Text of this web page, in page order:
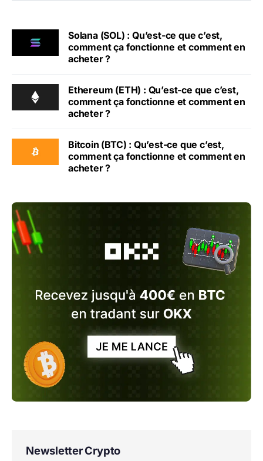
Solana (SOL) : Qu’est-ce que c’est,
comment ça fonctionne et comment en
acheter ?
Ethereum (ETH) : Qu’est-ce que c’est,
comment ça fonctionne et comment en
acheter ?
Bitcoin (BTC) : Qu’est-ce que c’est,
comment ça fonctionne et comment en
acheter ?
Newsletter Crypto